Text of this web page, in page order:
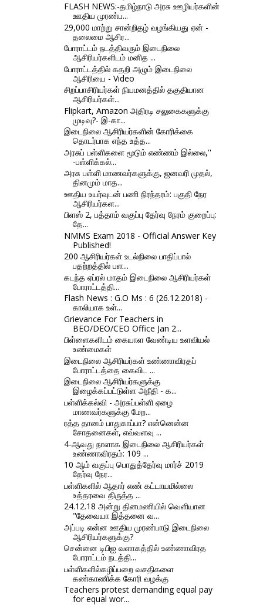
FLASH NEWS:-தமிழ்நாடு அரசு ஊழியர்களின்
ஊதிய முரண்ப...
29,000 மாற்று சான்றிதழ் வழங்கியது ஏன் -
தலைமை ஆசிர...
போராட்டம் நடத்திவரும் இடைநிலை
ஆசிரியர்களிடம் மனித ...
போராட்டத்தில் கதறி அழும் இடைநிலை
ஆசிரியை - Video
சிறப்பாசிரியர்கள் நியமனத்தில் தகுதியான
ஆசிரியர்கள்...
Flipkart, Amazon அதிரடி சலுகைகளுக்கு
முடிவு?- இ-கா...
இடைநிலை ஆசிரியர்களின் கோரிக்கை
தொடர்பாக எந்த உத்த...
அரசுப் பள்ளிகளை மூடும் எண்ணம் இல்லை,''
-பள்ளிக்கல்...
அரசு பள்ளி மாணவர்களுக்கு, ஜனவரி முதல்,
தினமும் மாத...
ஊதிய உயர்வுடன் பணி நிரந்தரம்: பகுதி நேர
ஆசிரியர்கள...
பிளஸ் 2, பத்தாம் வகுப்பு தேர்வு நேரம் குறைப்பு:
தே...
NMMS Exam 2018 - Official Answer Key
Published!
200 ஆசிரியர்கள் உடல்நிலை பாதிப்பால்
பதற்றத்தில் பள...
கடந்த ஏப்ரல் மாதம் இடைநிலை ஆசிரியர்கள்
போராட்டத்தி...
Flash News : G.O Ms : 6 (26.12.2018) -
காலியாக உள்...
Grievance For Teachers in
BEO/DEO/CEO Office Jan 2...
பிள்ளைகளிடம் கையாள வேண்டிய உளவியல்
உண்மைகள்
இடைநிலை ஆசிரியர்கள் உண்ணாவிரதப்
போராட்டத்தை கைவிட ...
இடைநிலை ஆசிரியர்களுக்கு
இழைக்கப்பட்டுள்ள அநீதி - க...
பள்ளிக்கல்வி - அரசுப்பள்ளி ஏழை
மாணவர்களுக்கு மேற...
ரத்த தானம் பாதுகாப்பா? என்னென்ன
சோதனைகள், எவ்வளவு ...
4-ஆவது நாளாக இடைநிலை ஆசிரியர்கள்
உண்ணாவிரதம்: 109 ...
10 ஆம் வகுப்பு பொதுத்தேர்வு மார்ச் 2019
தேர்வு நேர...
பள்ளிகளில் ஆதார் எண் கட்டாயமில்லை
உத்தரவை திருத்த ...
24.12.18 அன்று தினமணியில் வெளியான
"தேவையா இத்தனை வ...
அப்படி என்ன ஊதிய முரண்பாடு இடைநிலை
ஆசிரியர்களுக்கு?
சென்னை டிபிஐ வளாகத்தில் உண்ணாவிரத
போராட்டம் நடத்தி...
பள்ளிகளில்கழிப்பறை வசதிகளை
கண்காணிக்க கோரி வழக்கு
Teachers protest demanding equal pay
for equal wor...